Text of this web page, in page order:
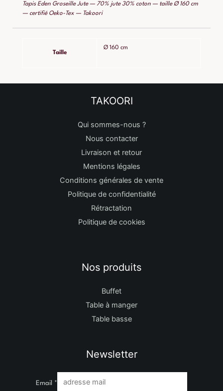
Tapis Eden Groseille Jute — 70% jute 30% coton — taille Ø 160 cm
— certifié Oeko-Tex — Takoori
Taille
Ø 160 cm
TAKOORI
Qui sommes-nous ?
Nous contacter
Livraison et retour
Mentions légales
Conditions générales de vente
Politique de confidentialité
Rétractation
Politique de cookies
Nos produits
Buffet
Table à manger
Table basse
Newsletter
Email *